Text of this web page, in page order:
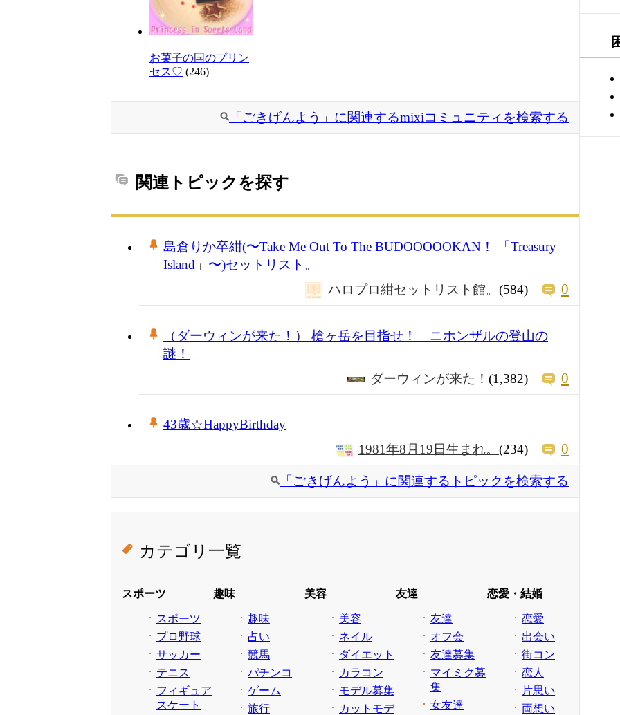
お菓子の国のプリン
セス♡ (246)
「ごきげんよう」に関連するmixiコミュニティを検索する
関連トピックを探す
島倉りか卒紺(〜Take Me Out To The BUDOOOOOKAN！ 「Treasury
Island」〜)セットリスト。
ハロプロ紺セットリスト館。 (584) 0
（ダーウィンが来た！） 槍ヶ岳を目指せ！ ニホンザルの登山の
謎！
ダーウィンが来た！ (1,382) 0
43歳☆HappyBirthday
1981年8月19日生まれ。 (234) 0
「ごきげんよう」に関連するトピックを検索する
カテゴリ一覧
スポーツ
スポーツ
プロ野球
サッカー
テニス
フィギュア
スケート
趣味
趣味
占い
競馬
パチンコ
ゲーム
旅行
美容
美容
ネイル
ダイエット
カラコン
モデル募集
カットモデ
友達
友達
オフ会
友達募集
マイミク募
集
女友達
恋愛・結婚
恋愛
出会い
街コン
恋人
片思い
両想い